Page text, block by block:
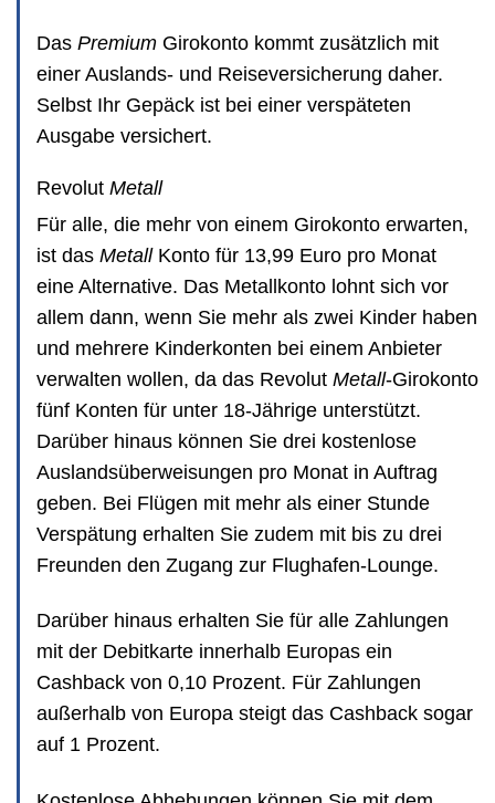
Das Premium Girokonto kommt zusätzlich mit
einer Auslands- und Reiseversicherung daher.
Selbst Ihr Gepäck ist bei einer verspäteten
Ausgabe versichert.
Revolut Metall
Für alle, die mehr von einem Girokonto erwarten,
ist das MetallKonto für 13,99 Euro pro Monat
eine Alternative. Das Metallkonto lohnt sich vor
allem dann, wenn Sie mehr als zwei Kinder haben
und mehrere Kinderkonten bei einem Anbieter
verwalten wollen, da das Revolut Metall-Girokonto
fünf Konten für unter 18-Jährige unterstützt.
Darüber hinaus können Sie drei kostenlose
Auslandsüberweisungen pro Monat in Auftrag
geben. Bei Flügen mit mehr als einer Stunde
Verspätung erhalten Sie zudem mit bis zu drei
Freunden den Zugang zur Flughafen-Lounge.
Darüber hinaus erhalten Sie für alle Zahlungen
mit der Debitkarte innerhalb Europas ein
Cashback von 0,10 Prozent. Für Zahlungen
außerhalb von Europa steigt das Cashback sogar
auf 1 Prozent.